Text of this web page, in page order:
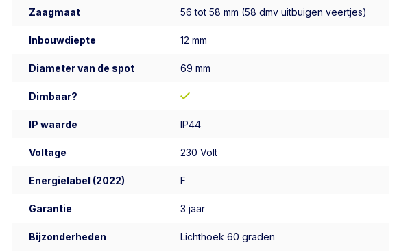
Zaagmaat 56 tot 58 mm (58 dmv uitbuigen veertjes)
Inbouwdiepte 12 mm
Diameter van de spot 69 mm
Dimbaar?
IP waarde IP44
Voltage 230 Volt
Energielabel (2022) F
Garantie 3 jaar
Bijzonderheden Lichthoek 60 graden